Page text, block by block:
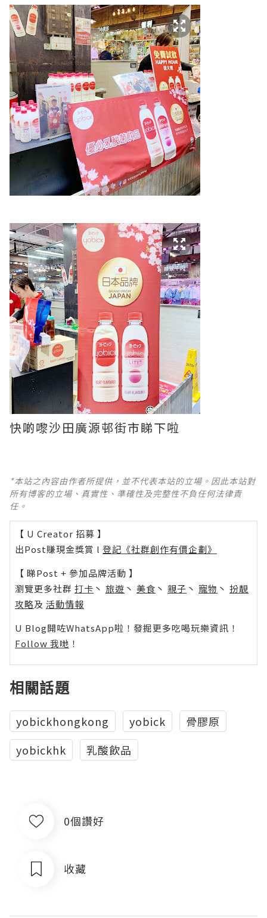
快啲嚟沙田廣源邨街市睇下啦
*本站之內容由作者所提供，並不代表本站的立場。因此本站對
所有博客的立場、真實性、準確性及完整性不負任何法律責
任。
【 U Creator 招募 】
出Post賺現金獎賞 l 登記《社群創作有價企劃》
【 睇Post + 參加品牌活動 】
瀏覽更多社群 打卡 丶 旅遊 丶 美食 丶 親子 丶 寵物 丶 扮靚
攻略及 活動情報
U Blog開咗WhatsApp啦！發掘更多吃喝玩樂資訊！
Follow 我哋 ！
相關話題
yobickhongkong yobick
骨膠原
yobickhk
乳酸飲品
0個讚好
收藏